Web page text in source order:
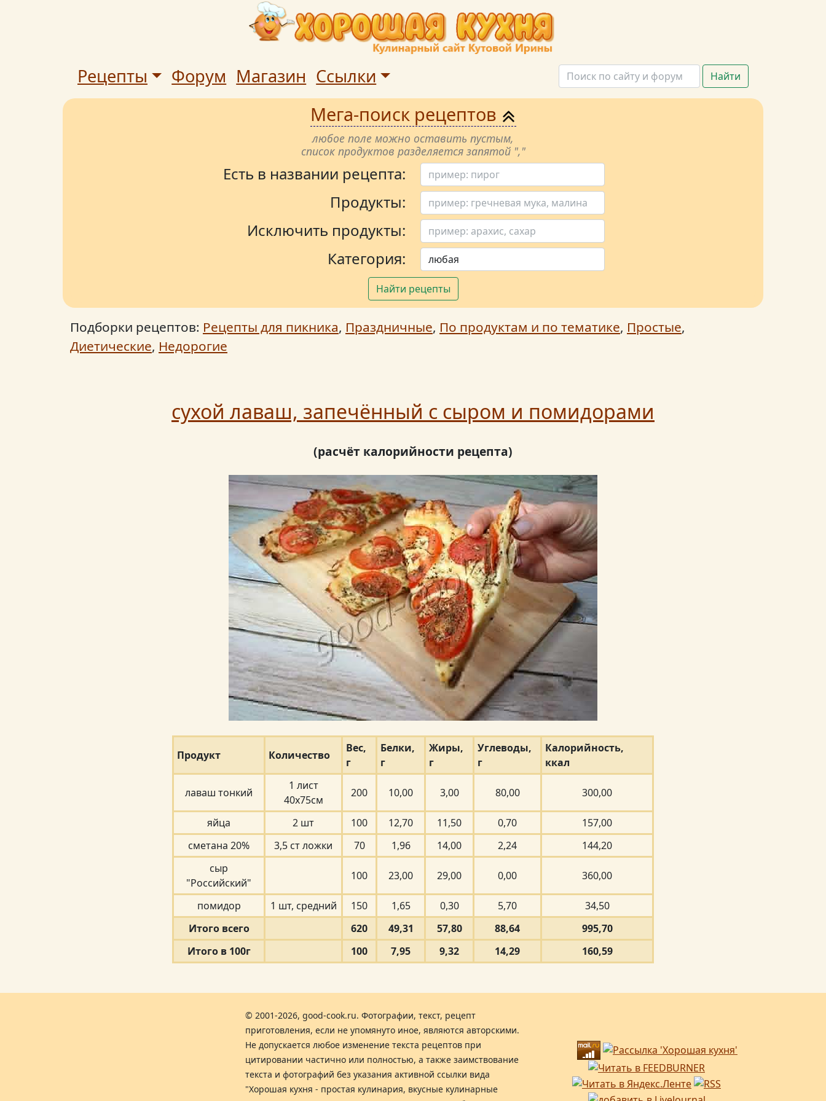
Рецепты Форум Магазин Ссылки Найти
Мега-поиск рецептов
любое поле можно оставить пустым,
список продуктов разделяется запятой ","
Есть в названии рецепта:
Продукты:
Исключить продукты:
Категория:
Найти рецепты
Подборки рецептов: Рецепты для пикника, Праздничные, По продуктам и по тематике, Простые,
Диетические, Недорогие
сухой лаваш, запечённый с сыром и помидорами
(расчёт калорийности рецепта)
Продукт Количество
Вес,
г
Белки,
г
Жиры,
г
Углеводы,
г
Калорийность,
ккал
лаваш тонкий
1 лист
40х75см
200 10,00 3,00 80,00 300,00
яйца 2 шт 100 12,70 11,50 0,70
157,00
сметана 20%
3,5 ст ложки 70 1,96 14,00 2,24
144,20
сыр
"Российский"
100 23,00 29,00 0,00 360,00
помидор 1 шт, средний 150 1,65 0,30 5,70
34,50
Итого всего
620 49,31 57,80 88,64
995,70
Итого в 100г
100 7,95 9,32 14,29 160,59
© 2001-2026, good-cook.ru. Фотографии, текст, рецепт
приготовления, если не упомянуто иное, являются авторскими.
Не допускается любое изменение текста рецептов при
цитировании частично или полностью, а также заимствование
текста и фотографий без указания активной ссылки вида
"Хорошая кухня - простая кулинария, вкусные кулинарные